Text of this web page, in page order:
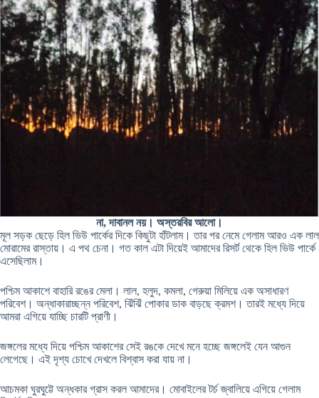
না, দাবানল নয়। অস্তরবির আলো।
মূল সড়ক ছেড়ে হিল ভিউ পার্কের দিকে কিছুটা হাঁটলাম। তার পর নেমে গেলাম আরও এক লাল
মোরামের রাস্তায়। এ পথ চেনা। গত কাল এটা দিয়েই আমাদের রিসর্ট থেকে হিল ভিউ পার্কে
এসেছিলাম।
পশ্চিম আকাশে বাহারি রঙের মেলা। লাল, হলুদ, কমলা, গেরুয়া মিলিয়ে এক অসাধারণ
পরিবেশ। অন্ধাকারাচ্ছন্ন পরিবেশ, ঝিঁঝিঁ পোকার ডাক বাড়ছে ক্রমশ। তারই মধ্যে দিয়ে
আমরা এগিয়ে যাচ্ছি চারটি প্রাণী।
জঙ্গলের মধ্যে দিয়ে পশ্চিম আকাশের সেই রঙকে দেখে মনে হচ্ছে জঙ্গলেই যেন আগুন
লেগেছে। এই দৃশ্য চোখে দেখলে বিশ্বাস করা যায় না।
আচমকা ঘুরঘুট্টে অন্ধকার গ্রাস করল আমাদের। মোবাইলের টর্চ জ্বালিয়ে এগিয়ে গেলাম